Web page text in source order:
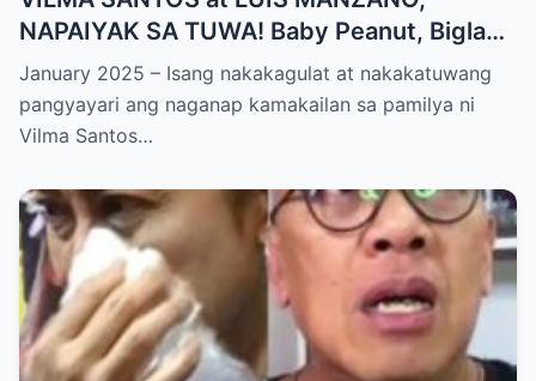
NAPAIYAK SA TUWA! Baby Peanut, Biglang
NAGSALITA ng DIRETSO sa Harap ng Lahat
— Jessy Mendiola, EMOSYONAL sa
Milestone ng Anak! Netizens Kinilig at Na-
January 2025 – Isang nakakagulat at nakakatuwang
pangyayari ang naganap kamakailan sa pamilya ni
Vilma Santos…